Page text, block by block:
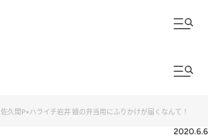
佐久間P×ハライチ岩井 娘の弁当用にふりかけが届くなんて！
2020.6.6